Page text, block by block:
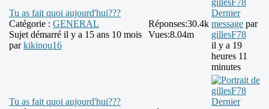
Tu as fait quoi aujourd'hui???
Catégorie : GENERAL
Sujet démarré il y a 15 ans 10 mois
parkikinou16
Réponses:30.4k
Vues:8.04m
Dernier
message par
gillesF78
il y a 19
heures 11
minutes
Tu as fait quoi aujourd'hui???
Dernier